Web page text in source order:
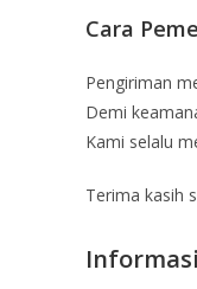
Cara
Pengiriman
Demi
Kami selalu
Terima kasih